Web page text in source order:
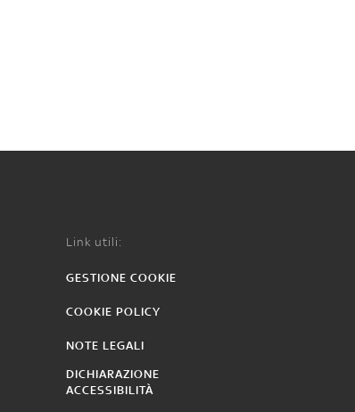
Link utili:
GESTIONE COOKIE
COOKIE POLICY
NOTE LEGALI
DICHIARAZIONE
ACCESSIBILITÀ